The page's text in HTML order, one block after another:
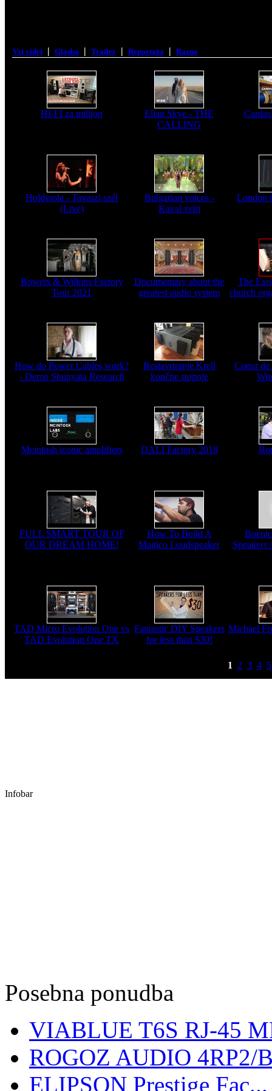
Vsi videi | Glasba | Trailer | Reportaža | Razno
HI-FI za milijon
Elian Skye - THE
CALLING
Holdviola - Tavaszi szél
(Live)
Bulgarian voices -
Kaval sviri
London
Bowers & Wilkins Factory
Tour 2021
Documentary about the
greatest audio system
The
church
How do Power Cables work?
- Demo Shunyata Research
Restavriranje Krell
končne stopnje
Coeur
Mcintosh iconic amplifiers DALI Factory 2018
FULL SMART TOUR OF
OUR DREAM HOME!
How To Build A
Magico Loudspeaker
Speakers
TAD Micro Evolution One vs
TAD Evolution One TX
Fantastic DIY Speakers
for less than $30!
Michael
1 2 3 4 5
Infobar
Posebna ponudba
VIABLUE T6S RJ-45
ROGOZ AUDIO 4RP2/
ELIPSON Prestige Fac...